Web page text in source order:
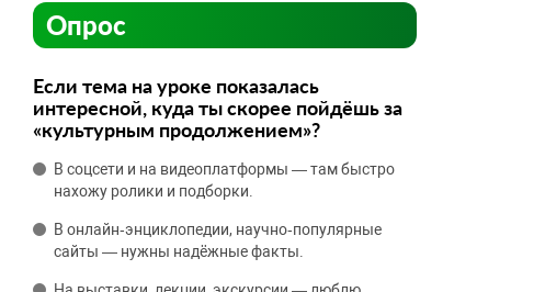
Опрос
Если тема на уроке показалась
интересной, куда ты скорее пойдёшь за
«культурным продолжением»?
В соцсети и на видеоплатформы — там быстро
нахожу ролики и подборки.
В онлайн‑энциклопедии, научно‑популярные
сайты — нужны надёжные факты.